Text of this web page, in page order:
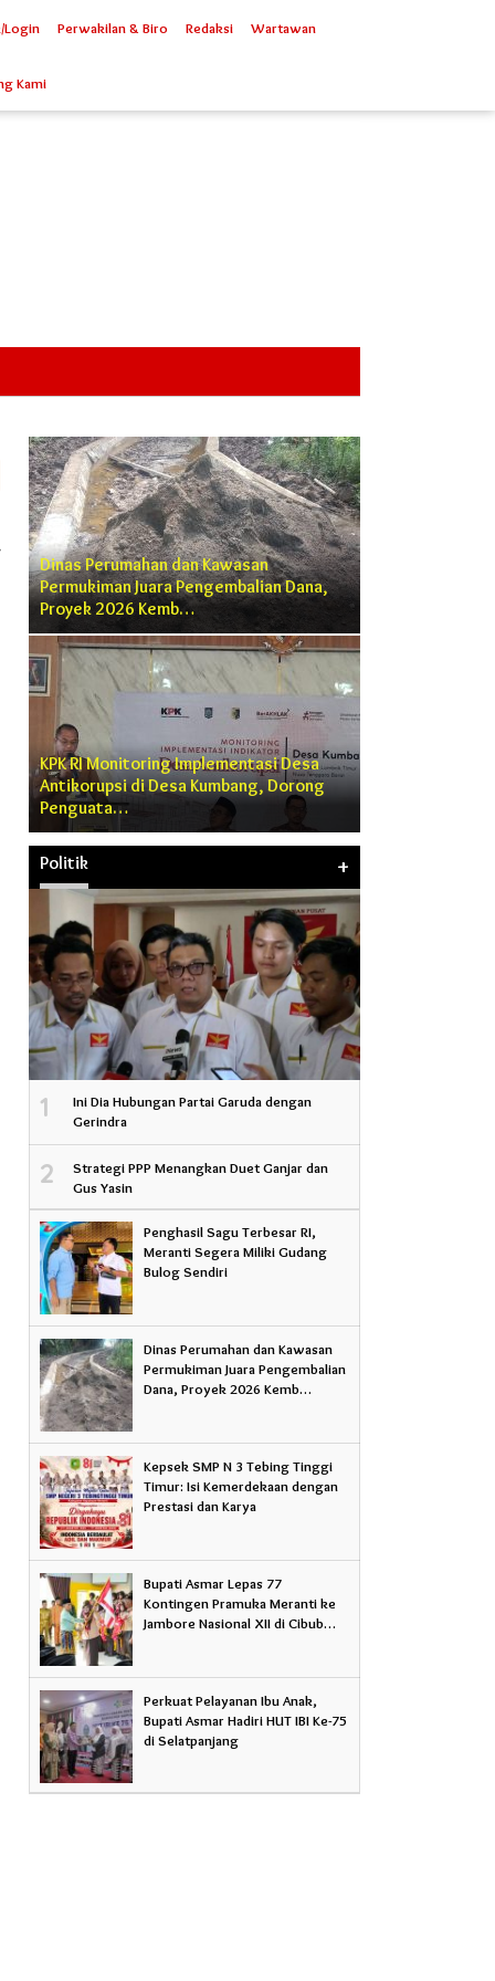
Login Perwakilan & Biro Redaksi Wartawan
Kami
Dinas Perumahan dan Kawasan
Permukiman Juara Pengembalian Dana,
Proyek 2026 Kemb…
KPK RI Monitoring Implementasi Desa
Antikorupsi di Desa Kumbang, Dorong
Penguata…
Politik +
1
Ini Dia Hubungan Partai Garuda dengan
Gerindra
2
Strategi PPP Menangkan Duet Ganjar dan
Gus Yasin
Penghasil Sagu Terbesar RI,
Meranti Segera Miliki Gudang
Bulog Sendiri
Dinas Perumahan dan Kawasan
Permukiman Juara Pengembalian
Dana, Proyek 2026 Kemb…
Kepsek SMP N 3 Tebing Tinggi
Timur: Isi Kemerdekaan dengan
Prestasi dan Karya
Bupati Asmar Lepas 77
Kontingen Pramuka Meranti ke
Jambore Nasional XII di Cibub…
Perkuat Pelayanan Ibu Anak,
Bupati Asmar Hadiri HUT IBI Ke-75
di Selatpanjang